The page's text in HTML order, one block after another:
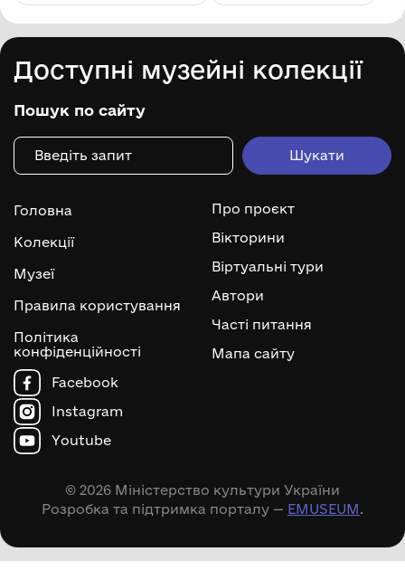
Доступні музейні колекції
Пошук по сайту
Головна
Колекції
Музеї
Правила користування
Політика
конфіденційності
Про проєкт
Вікторини
Віртуальні тури
Автори
Часті питання
Мапа сайту
Facebook
Instagram
Youtube
© 2026 Міністерство культури України
Розробка та підтримка порталу — EMUSEUM.